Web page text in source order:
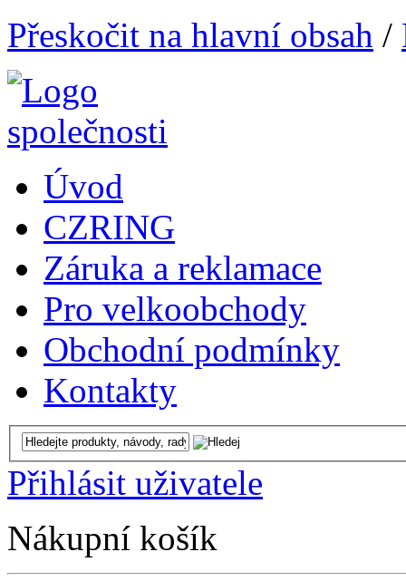
Přeskočit na hlavní obsah /
Úvod
CZRING
Záruka a reklamace
Pro velkoobchody
Obchodní podmínky
Kontakty
Přihlásit uživatele
Nákupní košík